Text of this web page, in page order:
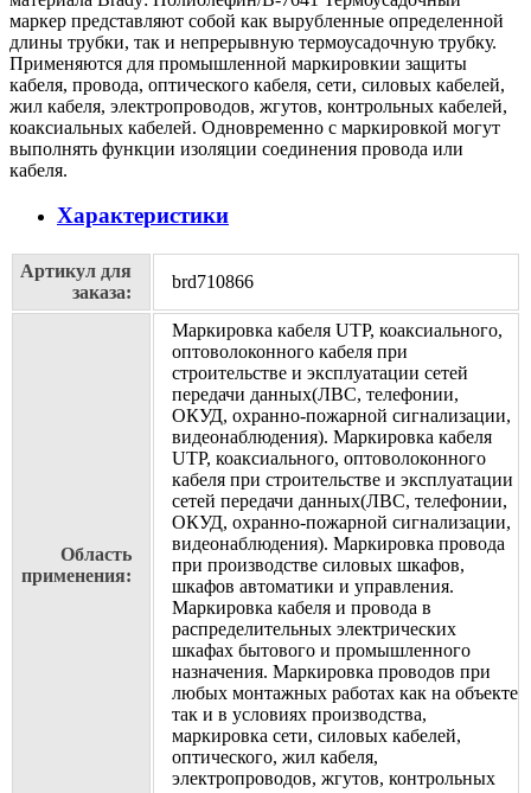
маркер представляют собой как вырубленные определенной
длины трубки, так и непрерывную термоусадочную трубку.
Применяются для промышленной маркировкии защиты
кабеля, провода, оптического кабеля, сети, силовых кабелей,
жил кабеля, электропроводов, жгутов, контрольных кабелей,
коаксиальных кабелей. Одновременно с маркировкой могут
выполнять функции изоляции соединения провода или
кабеля.
Характеристики
Артикул для
заказа:
brd710866
Область
применения:
Маркировка кабеля UTP, коаксиального,
оптоволоконного кабеля при
строительстве и эксплуатации сетей
передачи данных(ЛВС, телефонии,
ОКУД, охранно-пожарной сигнализации,
видеонаблюдения). Маркировка кабеля
UTP, коаксиального, оптоволоконного
кабеля при строительстве и эксплуатации
сетей передачи данных(ЛВС, телефонии,
ОКУД, охранно-пожарной сигнализации,
видеонаблюдения). Маркировка провода
при производстве силовых шкафов,
шкафов автоматики и управления.
Маркировка кабеля и провода в
распределительных электрических
шкафах бытового и промышленного
назначения. Маркировка проводов при
любых монтажных работах как на объекте
так и в условиях производства,
маркировка сети, силовых кабелей,
оптического, жил кабеля,
электропроводов, жгутов, контрольных